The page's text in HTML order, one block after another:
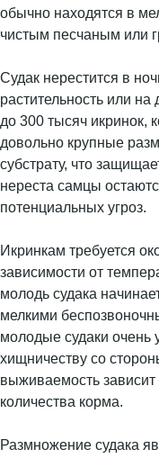
обычно находятся в
чистым песчаным или
Судак нерестится в
растительность или
до 300 тысяч икринок,
довольно крупные
субстрату, что
нереста самцы
потенциальных угроз.
Икринкам требуется
зависимости от
молодь судака
мелкими
молодые судаки
хищничеству со
выживаемость зависит
количества корма.
Размножение судака